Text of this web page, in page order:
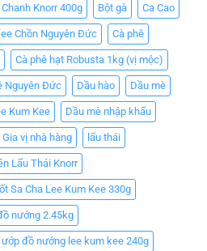
Chanh Knorr 400g Bột gà Ca Cao
Chồn Nguyên Đức Cà phê
Cà phê hạt Robusta 1kg (vị mộc)
Nguyên Đức Dầu hào Dầu mè
Kum Kee Dầu mè nhập khẩu
Gia vị nhà hàng lẩu thái
Lẩu Thái Knorr
Sa Cha Lee Kum Kee 330g
nướng 2.45kg
ướp đồ nướng lee kum kee 240g